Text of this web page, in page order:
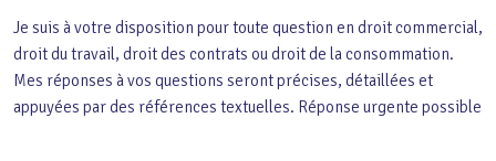
Je suis à votre disposition pour toute question en droit commercial,
droit du travail, droit des contrats ou droit de la consommation.
Mes réponses à vos questions seront précises, détaillées et
appuyées par des références textuelles. Réponse urgente possible